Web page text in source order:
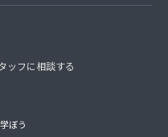
ッフに相談する
ぼう